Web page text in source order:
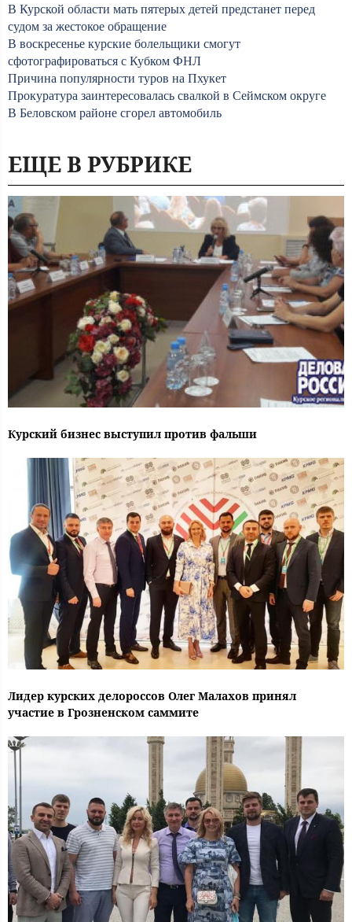
В Курской области мать пятерых детей предстанет перед
судом за жестокое обращение
В воскресенье курские болельщики смогут
сфотографироваться с Кубком ФНЛ
Причина популярности туров на Пхукет
Прокуратура заинтересовалась свалкой в Сеймском округе
В Беловском районе сгорел автомобиль
ЕЩЕ В РУБРИКЕ
Курский бизнес выступил против фальши
Лидер курских делороссов Олег Малахов принял
участие в Грозненском саммите